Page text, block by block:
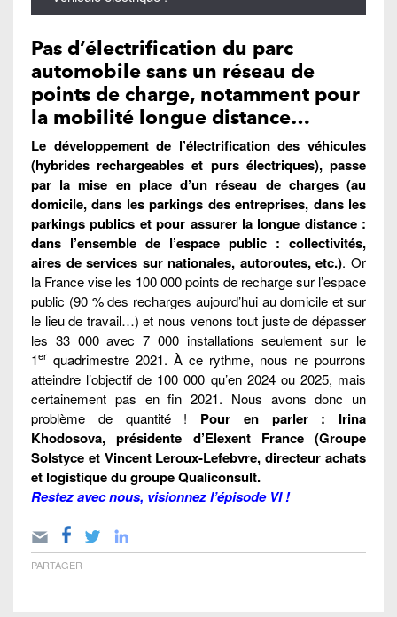
Pas d’électrification du parc
automobile sans un réseau de
points de charge, notamment pour
la mobilité longue distance…
Le développement de l’électrification des véhicules
(hybrides rechargeables et purs électriques), passe
par la mise en place d’un réseau de charges (au
domicile, dans les parkings des entreprises, dans les
parkings publics et pour assurer la longue distance :
dans l’ensemble de l’espace public : collectivités,
aires de services sur nationales, autoroutes, etc.). Or
la France vise les 100 000 points de recharge sur l’espace
public (90 % des recharges aujourd’hui au domicile et sur
le lieu de travail…) et nous venons tout juste de dépasser
les 33 000 avec 7 000 installations seulement sur le
1er quadrimestre 2021. À ce rythme, nous ne pourrons
atteindre l’objectif de 100 000 qu’en 2024 ou 2025, mais
certainement pas en fin 2021. Nous avons donc un
problème de quantité ! Pour en parler : Irina
Khodosova, présidente d’Elexent France (Groupe
Solstyce et Vincent Leroux-Lefebvre, directeur achats
et logistique du groupe Qualiconsult.
Restez avec nous, visionnez l’épisode VI !
PARTAGER